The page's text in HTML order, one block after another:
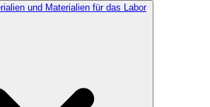
und Materialien für das Labor